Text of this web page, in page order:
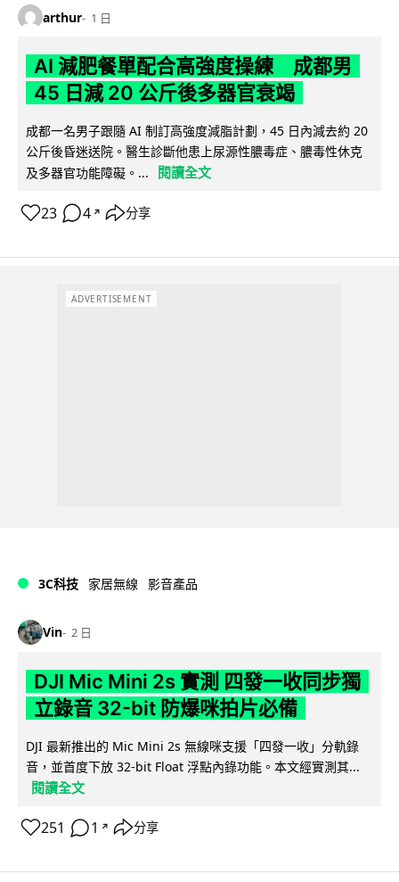
arthur 1 日
AI 減肥餐單配合高強度操練 成都男
45 日減 20 公斤後多器官衰竭
成都一名男子跟隨 AI 制訂高強度減脂計劃，45 日內減去約 20
公斤後昏迷送院。醫生診斷他患上尿源性膿毒症、膿毒性休克
及多器官功能障礙。...
閱讀全文
23 4 ↗ 分享
ADVERTISEMENT
3C科技 家居無線 影音產品
Vin 2 日
DJI Mic Mini 2s 實測 四發一收同步獨
立錄音 32-bit 防爆咪拍片必備
DJI 最新推出的 Mic Mini 2s 無線咪支援「四發一收」分軌錄
音，並首度下放 32-bit Float 浮點內錄功能。本文經實測其...
閱讀全文
251 1 ↗ 分享